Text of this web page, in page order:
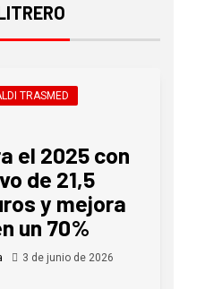
TRASMED
el 2025 con
de 21,5
y mejora
un 70%
3 de junio de 2026